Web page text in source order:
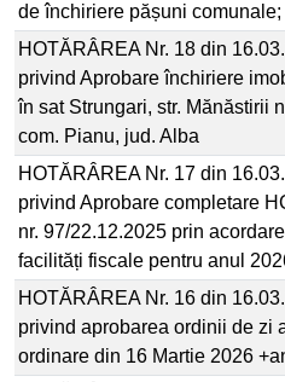
de închiriere pășuni comunale;
HOTĂRÂREA Nr. 18 din
privind Aprobare închiriere
în sat Strungari, str. Mănăstirii
com. Pianu, jud. Alba
HOTĂRÂREA Nr. 17 din
privind Aprobare completare
nr. 97/22.12.2025 prin
facilități fiscale pentru anul
HOTĂRÂREA Nr. 16 din
privind aprobarea ordinii de zi
ordinare din 16 Martie 2026